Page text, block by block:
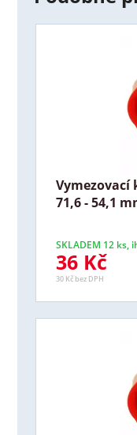
71,6 - 54,1
SKLADEM 12 ks,
36 Kč
30 Kč bez DPH